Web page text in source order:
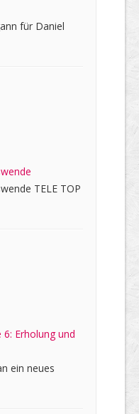
für Daniel
TELE TOP
6: Erholung und
ein neues